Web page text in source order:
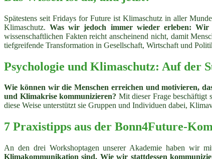
Spätestens seit Fridays for Future ist Klimaschutz in aller
Klimaschutz.Was wir jedoch immer wieder erleben: Wir
wissenschaftlichen Fakten reicht anscheinend nicht, damit
tiefgreifende Transformation in Gesellschaft, Wirtschaft und
Psychologie und Klimaschutz: Auf der
Wie können wir die Menschen erreichen und motivieren,
und Klimakrise kommunizieren? Mit dieser Frage
diese Weise unterstützt sie Gruppen und Individuen dabei,
7 Praxistipps aus der Bonn4Future-
An den drei Workshoptagen unserer Akademie haben wir
Klimakommunikation sind. Wie wir stattdessen